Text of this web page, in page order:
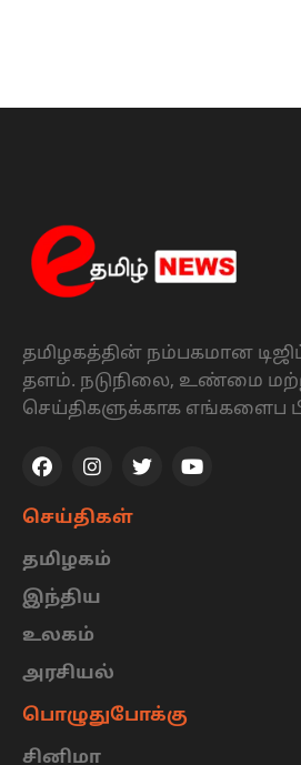
தமிழகத்தின் நம்பகமான
தளம். நடுநிலை, உண்மை
செய்திகளுக்காக எங்களைப
செய்திகள்
தமிழகம்
இந்திய
உலகம்
அரசியல்
பொழுதுபோக்கு
சினிமா